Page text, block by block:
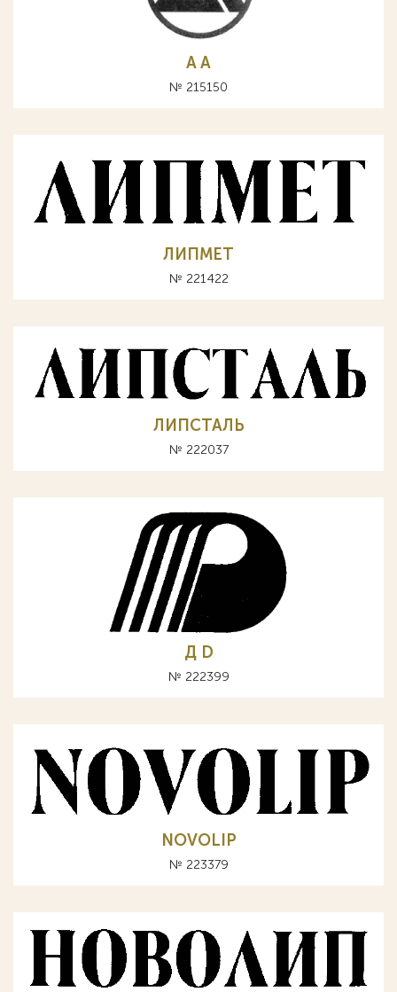
A А
№ 215150
ЛИПМЕТ
№ 221422
ЛИПСТАЛЬ
№ 222037
Д D
№ 222399
NOVOLIP
№ 223379